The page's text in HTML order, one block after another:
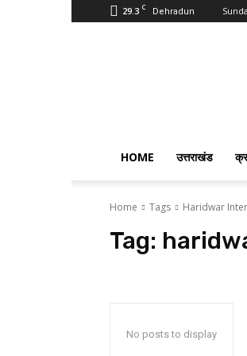
29.3 C Dehradun
HOME उत्तराखंड
Home Tags Haridwar
Tag:
No posts to display